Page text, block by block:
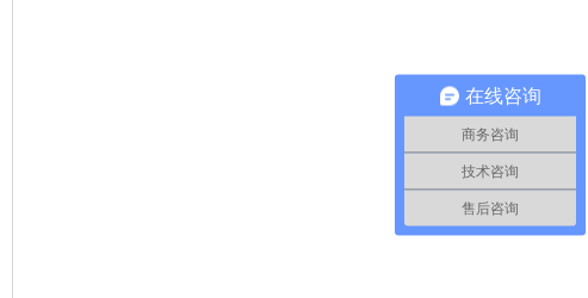
在线咨询
商务咨询
技术咨询
售后咨询